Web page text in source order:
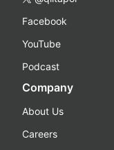
Facebook
YouTube
Podcast
Company
About Us
Careers